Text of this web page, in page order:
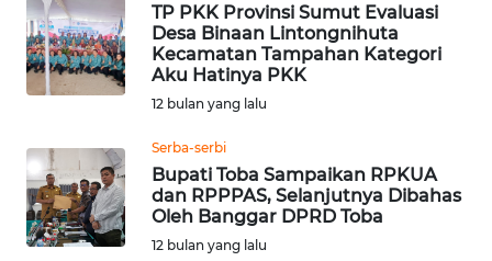
TP PKK Provinsi Sumut Evaluasi
Desa Binaan Lintongnihuta
Kecamatan Tampahan Kategori
Aku Hatinya PKK
12 bulan yang lalu
Serba-serbi
Bupati Toba Sampaikan RPKUA
dan RPPPAS, Selanjutnya Dibahas
Oleh Banggar DPRD Toba
12 bulan yang lalu
WN
BANTEN
WN
WN
KEPRI